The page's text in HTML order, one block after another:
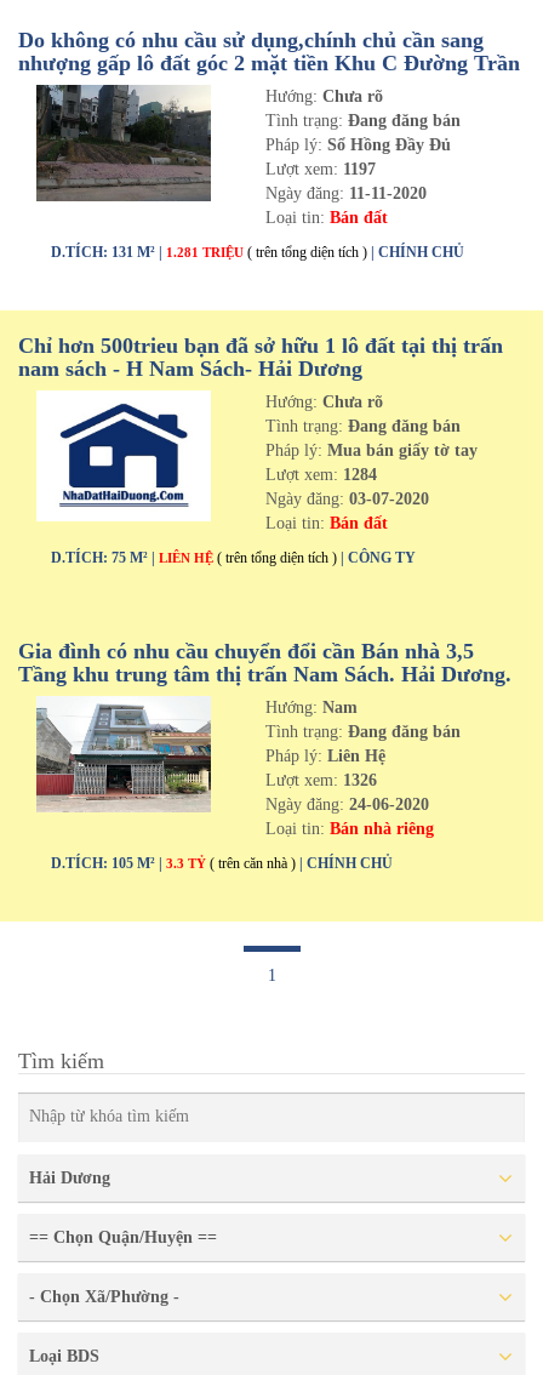
Do không có nhu cầu sử dụng,chính chủ cần sang
nhượng gấp lô đất góc 2 mặt tiền Khu C Đường Trần
Hưng Đạo - Thị Trấn Nam Sách
Hướng:Chưa rõ
Tình trạng:Đang đăng bán
Pháp lý: Sổ Hồng Đầy Đủ
Lượt xem: 1197
Ngày đăng: 11-11-2020
Loại tin:Bán đất
D.TÍCH: 131 M² | 1.281 TRIỆU ( trên tổng diện tích ) | CHÍNH CHỦ
Chỉ hơn 500trieu bạn đã sở hữu 1 lô đất tại thị trấn
nam sách - H Nam Sách- Hải Dương
Hướng:Chưa rõ
Tình trạng:Đang đăng bán
Pháp lý: Mua bán giấy tờ tay
Lượt xem: 1284
Ngày đăng:03-07-2020
Loại tin:Bán đất
D.TÍCH: 75 M² | LIÊN HỆ ( trên tổng diện tích ) | CÔNG TY
Gia đình có nhu cầu chuyển đổi cần Bán nhà 3,5
Tầng khu trung tâm thị trấn Nam Sách. Hải Dương.
Hướng:Nam
Tình trạng:Đang đăng bán
Pháp lý: Liên Hệ
Lượt xem: 1326
Ngày đăng:24-06-2020
Loại tin:Bán nhà riêng
D.TÍCH: 105 M² | 3.3 TỶ ( trên căn nhà ) | CHÍNH CHỦ
1
Tìm kiếm
Hải Dương
== Chọn Quận/Huyện ==
- Chọn Xã/Phường -
Loại BDS